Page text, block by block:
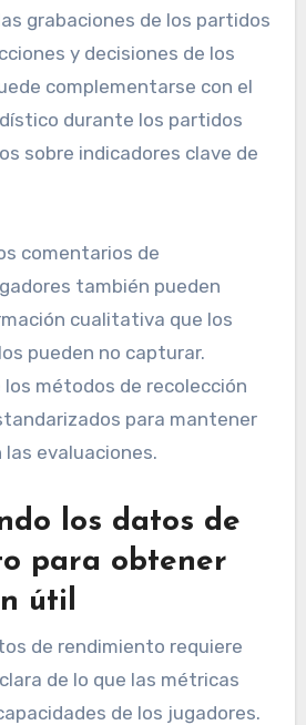
grabaciones de los partidos
y decisiones de los
complementarse con el
durante los partidos
sobre indicadores clave de
comentarios de
también pueden
cualitativa que los
pueden no capturar.
los métodos de recolección
para mantener
evaluaciones.
los datos de
para obtener
útil
de rendimiento requiere
de lo que las métricas
de los jugadores.